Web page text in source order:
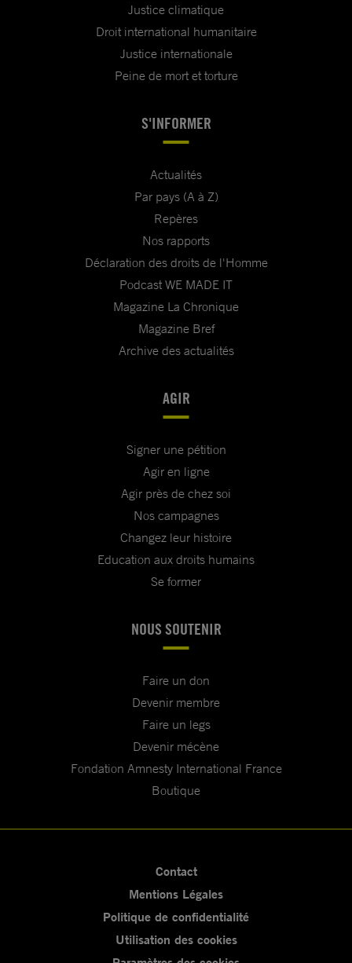
Justice climatique
Droit international humanitaire
Justice internationale
Peine de mort et torture
S'INFORMER
Actualités
Par pays (A à Z)
Repères
Nos rapports
Déclaration des droits de l'Homme
Podcast WE MADE IT
Magazine La Chronique
Magazine Bref
Archive des actualités
AGIR
Signer une pétition
Agir en ligne
Agir près de chez soi
Nos campagnes
Changez leur histoire
Education aux droits humains
Se former
NOUS SOUTENIR
Faire un don
Devenir membre
Faire un legs
Devenir mécène
Fondation Amnesty International France
Boutique
Contact
Mentions Légales
Politique de confidentialité
Utilisation des cookies